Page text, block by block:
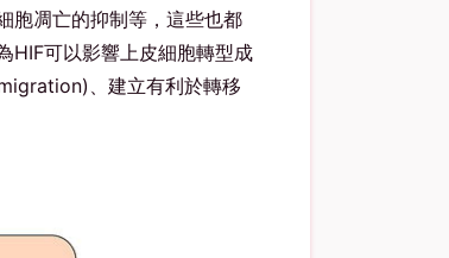
胞凋亡的抑制等，這些也都
HIF可以影響上皮細胞轉型成
、建立有利於轉移